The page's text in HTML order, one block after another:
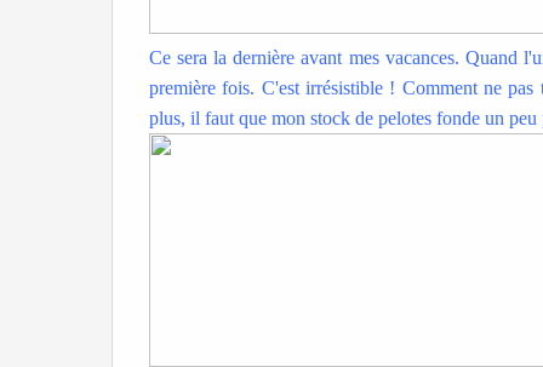
Ce sera la dernière avant mes vacances. Quand
première fois. C'est irrésistible ! Comment ne
plus, il faut que mon stock de pelotes fonde un